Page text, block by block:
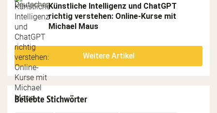
Künstliche Intelligenz und ChatGPT
richtig verstehen: Online-Kurse mit
Michael Maus
Weitere Artikel
Beliebte Stichwörter